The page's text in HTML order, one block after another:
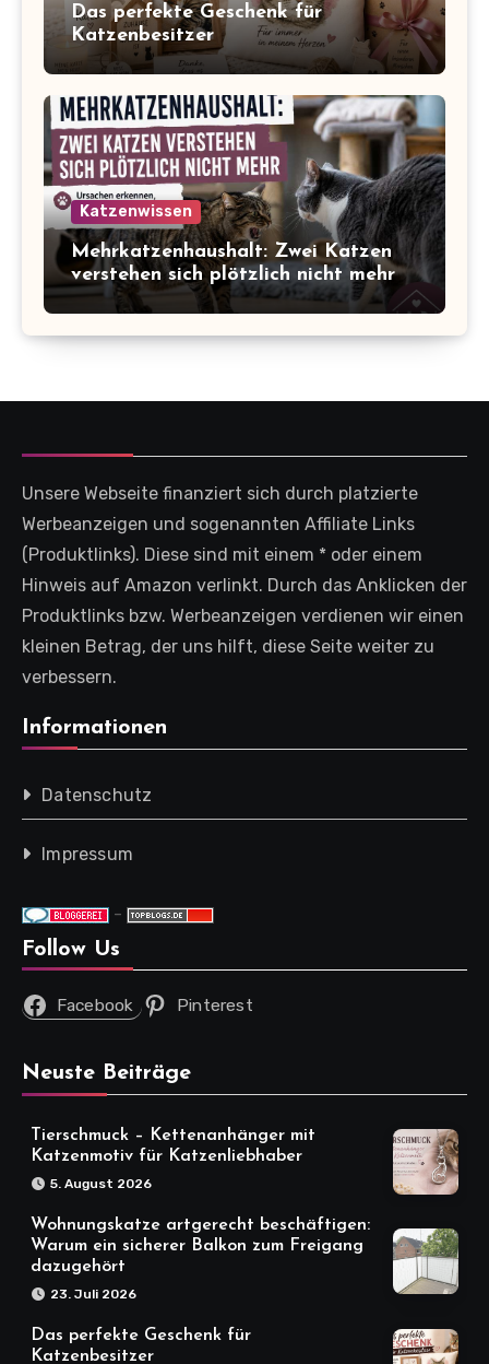
Das perfekte Geschenk für
Katzenbesitzer
Katzenwissen
Mehrkatzenhaushalt: Zwei Katzen
verstehen sich plötzlich nicht mehr
Unsere Webseite finanziert sich durch platzierte
Werbeanzeigen und sogenannten Affiliate Links
(Produktlinks). Diese sind mit einem * oder einem
Hinweis auf Amazon verlinkt. Durch das Anklicken der
Produktlinks bzw. Werbeanzeigen verdienen wir einen
kleinen Betrag, der uns hilft, diese Seite weiter zu
verbessern.
Informationen
Datenschutz
Impressum
-
Follow Us
Facebook Pinterest
Neuste Beiträge
Tierschmuck – Kettenanhänger mit
Katzenmotiv für Katzenliebhaber
5. August 2026
Wohnungskatze artgerecht beschäftigen:
Warum ein sicherer Balkon zum Freigang
dazugehört
23. Juli 2026
Das perfekte Geschenk für
Katzenbesitzer